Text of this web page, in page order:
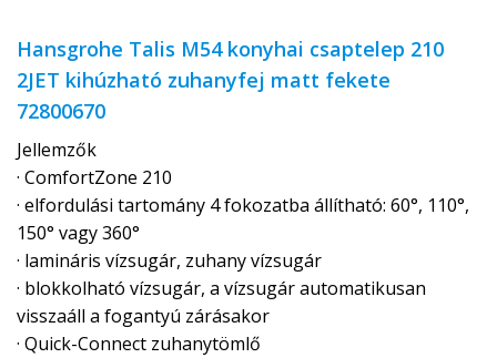
Hansgrohe Talis M54 konyhai csaptelep 210
2JET kihúzható zuhanyfej matt fekete
72800670
Jellemzők
· ComfortZone 210
· elfordulási tartomány 4 fokozatba állítható: 60°, 110°,
150° vagy 360°
· lamináris vízsugár, zuhany vízsugár
· blokkolható vízsugár, a vízsugár automatikusan
visszaáll a fogantyú zárásakor
· Quick-Connect zuhanytömlő